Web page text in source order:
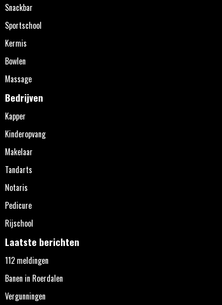
Snackbar
Sportschool
Kermis
Bowlen
Massage
Bedrijven
Kapper
Kinderopvang
Makelaar
Tandarts
Notaris
Pedicure
Rijschool
Laatste berichten
112 meldingen
Banen in Roerdalen
Vergunningen